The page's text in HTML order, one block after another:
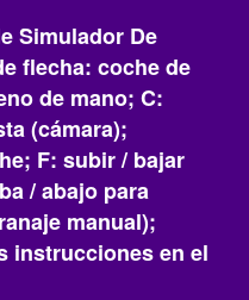
Simulador De
flecha: coche de
de mano; C:
(cámara);
F: subir / bajar
/ abajo para
manual);
instrucciones en el